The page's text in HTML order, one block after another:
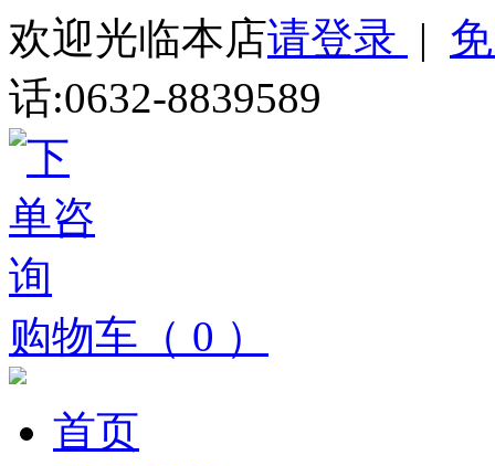
欢迎光临本店请登录 |
话:0632-8839589
购物车（ 0 ）
首页